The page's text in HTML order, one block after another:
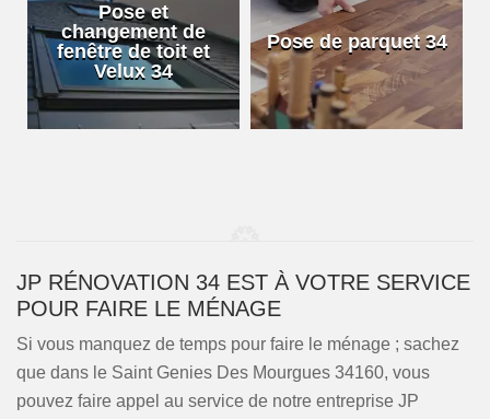
Pose et
changement de
fenêtre de toit et
Velux 34
Pose de parquet 34
JP RÉNOVATION 34 EST À VOTRE SERVICE
POUR FAIRE LE MÉNAGE
Si vous manquez de temps pour faire le ménage ; sachez
que dans le Saint Genies Des Mourgues 34160, vous
pouvez faire appel au service de notre entreprise JP